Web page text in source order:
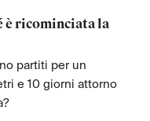
è ricominciata la
partiti per un
e 10 giorni attorno